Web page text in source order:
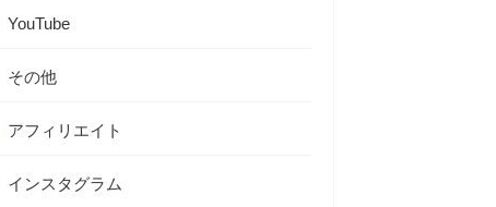
YouTube
その他
アフィリエイト
インスタグラム